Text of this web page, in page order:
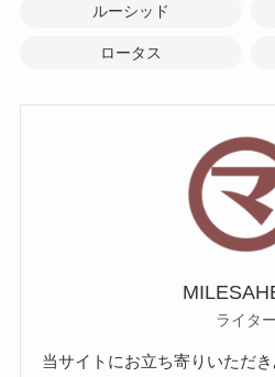
ルーシッド
ロータス
ライター
当サイトにお立ち寄りいただ